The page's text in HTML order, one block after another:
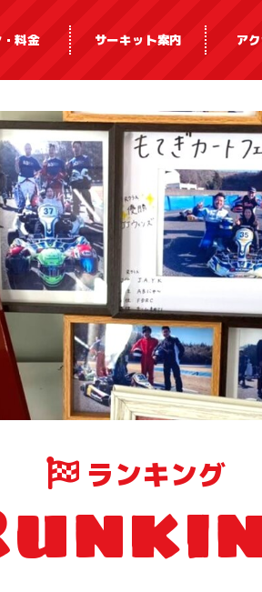
料金 サーキット案内 ア
ランキング